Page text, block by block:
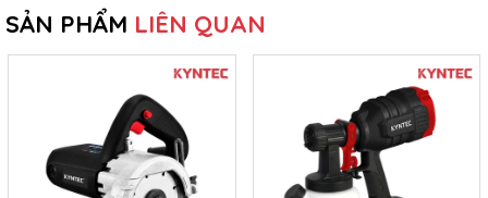
giác máy phản hồi nhanh hơn, vận hành gọn hơn và phù hợp
hơn với người dùng thường xuyên phải làm việc trong ngày.
Với một chiếc máy có lực siết lớn như KT72-850, động cơ
không chổi than là nền tảng quan trọng để duy trì hiệu suất khi
xử lý các tác vụ nặng.
4. 3 cấp tốc độ – Mạnh nhưng vẫn dễ kiểm soát
SẢN PHẨM LIÊN QUAN